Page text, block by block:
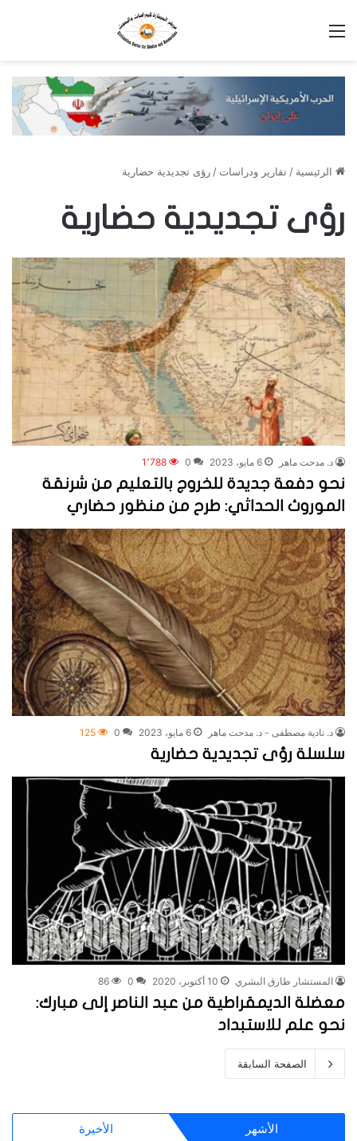
الرئيسية / تقارير ودراسات / رؤى تجديدية حضارية
رؤى تجديدية حضارية
د. مدحت ماهر 6 مايو، 2023 0 1٬788
نحو دفعة جديدة للخروج بالتعليم من شرنقة
الموروث الحداثي: طرح من منظور حضاري
د. نادية مصطفى - د. مدحت ماهر 6 مايو، 2023 0
125
سلسلة رؤى تجديدية حضارية
المستشار طارق البشري 10 أكتوبر، 2020 0
86
معضلة الديمقراطية من عبد الناصر إلى مبارك:
نحو علم للاستبداد
الصفحة السابقة
الأشهر الأخيرة